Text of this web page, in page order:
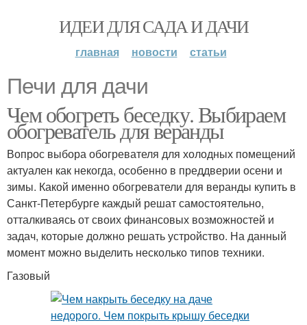
ИДЕИ ДЛЯ САДА И ДАЧИ
главная новости статьи
Печи для дачи
Чем обогреть беседку. Выбираем
обогреватель для веранды
Вопрос выбора обогревателя для холодных помещений
актуален как некогда, особенно в преддверии осени и
зимы. Какой именно обогреватели для веранды купить в
Санкт-Петербурге каждый решат самостоятельно,
отталкиваясь от своих финансовых возможностей и
задач, которые должно решать устройство. На данный
момент можно выделить несколько типов техники.
Газовый